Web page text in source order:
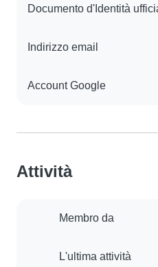
Documento d'Identità
Indirizzo email
Account Google
Attività
Membro da
L'ultima attività